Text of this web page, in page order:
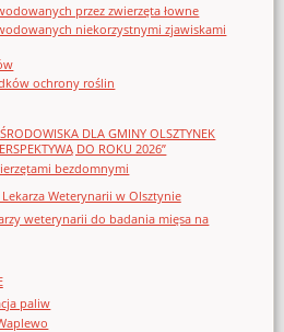
przez zwierzęta łowne
niekorzystnymi zjawiskami
ochrony roślin
DLA GMINY OLSZTYNEK
DO ROKU 2026”
bezdomnymi
Weterynarii w Olsztynie
weterynarii do badania mięsa na
paliw